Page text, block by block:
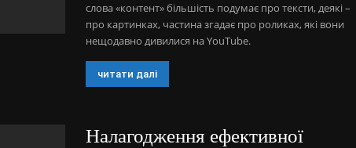
слова «контент» більшість подумає про тексти, деякі –
про картинках, частина згадає про роликах, які вони
нещодавно дивилися на YouTube.
читати далі
Налагодження ефективної